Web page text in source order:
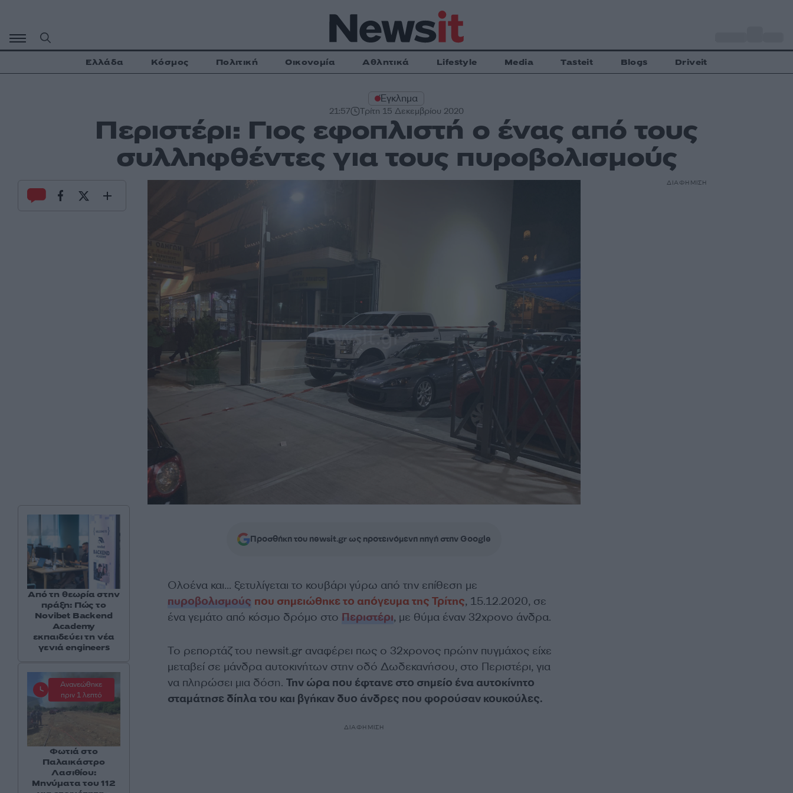
περιεχόμενο
Ελλάδα Κόσμος Πολιτική Οικονομία Αθλητικά Lifestyle Media Tasteit Blogs Driveit
Έγκλημα
21:57 Τρίτη 15 Δεκεμβρίου 2020
Περιστέρι: Γιος εφοπλιστή ο ένας από τους
συλληφθέντες για τους πυροβολισμούς
Προσθήκη του newsit.gr ως προτεινόμενη πηγή στην Google
Ολοένα και… ξετυλίγεται το κουβάρι γύρω από την επίθεση με
πυροβολισμούς που σημειώθηκε το απόγευμα της Τρίτης, 15.12.2020, σε
ένα γεμάτο από κόσμο δρόμο στο Περιστέρι, με θύμα έναν 32χρονο άνδρα.
Το ρεπορτάζ του newsit.gr αναφέρει πως ο 32χρονος πρώην πυγμάχος είχε
μεταβεί σε μάνδρα αυτοκινήτων στην οδό Δωδεκανήσου, στο Περιστέρι, για
να πληρώσει μια δόση. Την ώρα που έφτανε στο σημείο ένα αυτοκίνητο
σταμάτησε δίπλα του και βγήκαν δυο άνδρες που φορούσαν κουκούλες.
ΔΙΑΦΗΜΙΣΗ
Από τη θεωρία στην
πράξη: Πώς το
Novibet Backend
Academy
εκπαιδεύει τη νέα
γενιά engineers
Ανανεώθηκε
πριν 1 λεπτό
Φωτιά στο
Παλαικάστρο
Λασιθίου:
Μηνύματα του 112
ΔΙΑΦΗΜΙΣΗ